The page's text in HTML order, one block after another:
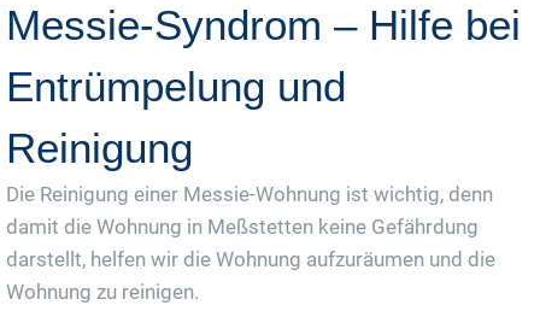
Messie-Syndrom – Hilfe bei
Entrümpelung und
Reinigung
Die Reinigung einer Messie-Wohnung ist wichtig, denn
damit die Wohnung in Meßstetten keine Gefährdung
darstellt, helfen wir die Wohnung aufzuräumen und die
Wohnung zu reinigen.